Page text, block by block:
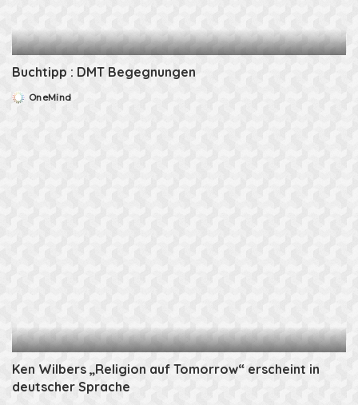
Buchtipp : DMT Begegnungen
PostedOneMind
Ken Wilbers „Religion auf Tomorrow“ erscheint in
deutscher Sprache